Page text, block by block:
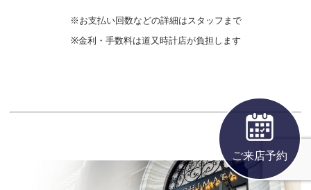
ご来店予約
※お支払い回数などの詳細はスタッフまで
※金利・手数料は道又時計店が負担します